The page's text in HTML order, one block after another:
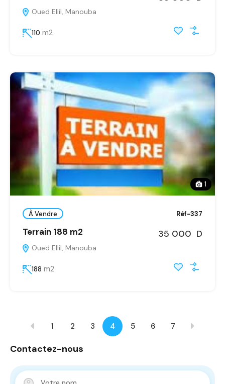
Oued Ellil, Manouba
110 m2
1
À Vendre Réf-337
Terrain 188 m2
Oued Ellil, Manouba
35 000 D
188 m2
1 2 3 4 5 6 7
Contactez-nous